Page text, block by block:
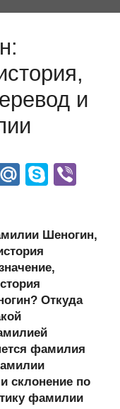
и
Li
M
u
S
e
Шеногин,
Откуда
фамилия
склонение по
фамилии